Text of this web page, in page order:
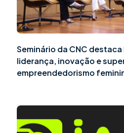
Seminário da CNC
liderança, inovação e
empreendedorismo